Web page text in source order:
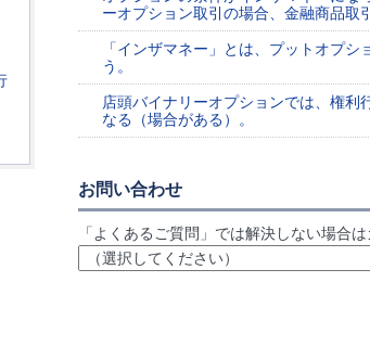
ーオプション取引の場合、金融商品取
「インザマネー」とは、プットオプ
う。
店頭バイナリーオプションでは、権
なる（場合がある）。
お問い合わせ
「よくあるご質問」では解決しない場合